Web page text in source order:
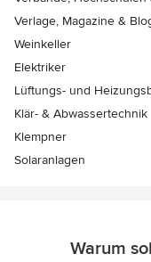
Verlage, Magazine &
Weinkeller
Elektriker
Lüftungs- und
Klär- & Abwassertechnik
Klempner
Solaranlagen
Warum